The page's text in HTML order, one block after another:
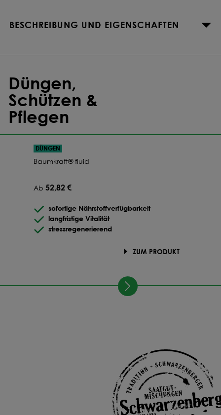
BESCHREIBUNG UND EIGENSCHAFTEN
Düngen,
Schützen &
Pflegen
DÜNGEN
Baumkraft® fluid
Ab 52,82 €
sofortige Nährstoffverfügbarkeit
langfristige Vitalität
stressregenerierend
ZUM PRODUKT